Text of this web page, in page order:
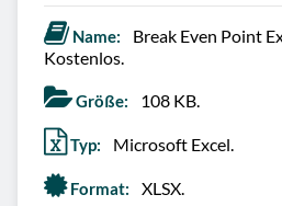
Name:
Break Even Point
Kostenlos.
Größe: 108 KB.
Typ: Microsoft Excel.
Format: XLSX.